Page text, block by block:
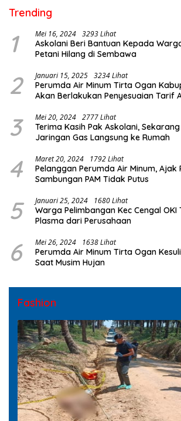
Trending
1 Mei 16, 2024 3293 Lihat
Askolani Beri Bantuan Kepada
Petani Hilang di Sembawa
2 Januari 15, 2025 3234 Lihat
Perumda Air Minum Tirta Ogan
Akan Berlakukan Penyesuaian Tarif
3 Mei 20, 2024 2777 Lihat
Terima Kasih Pak Askolani,
Jaringan Gas Langsung ke Rumah
4 Maret 20, 2024 1792 Lihat
Pelanggan Perumda Air Minum, Ajak
Sambungan PAM Tidak Putus
5 Januari 25, 2024 1680 Lihat
Warga Pelimbangan Kec Cengal OKI
Plasma dari Perusahaan
6 Mei 26, 2024 1638 Lihat
Perumda Air Minum Tirta Ogan
Saat Musim Hujan
Fashion